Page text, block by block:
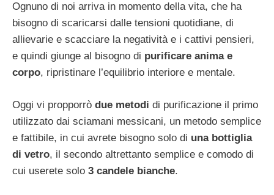
Ognuno di noi arriva in momento della vita, che ha
bisogno di scaricarsi dalle tensioni quotidiane, di
allievarie e scacciare la negatività e i cattivi pensieri,
e quindi giunge al bisogno di purificare anima e
corpo, ripristinare l’equilibrio interiore e mentale.
Oggi vi propporrò due metodi di purificazione il primo
utilizzato dai sciamani messicani, un metodo semplice
e fattibile, in cui avrete bisogno solo di una bottiglia
di vetro, il secondo altrettanto semplice e comodo di
cui userete solo 3 candele bianche.